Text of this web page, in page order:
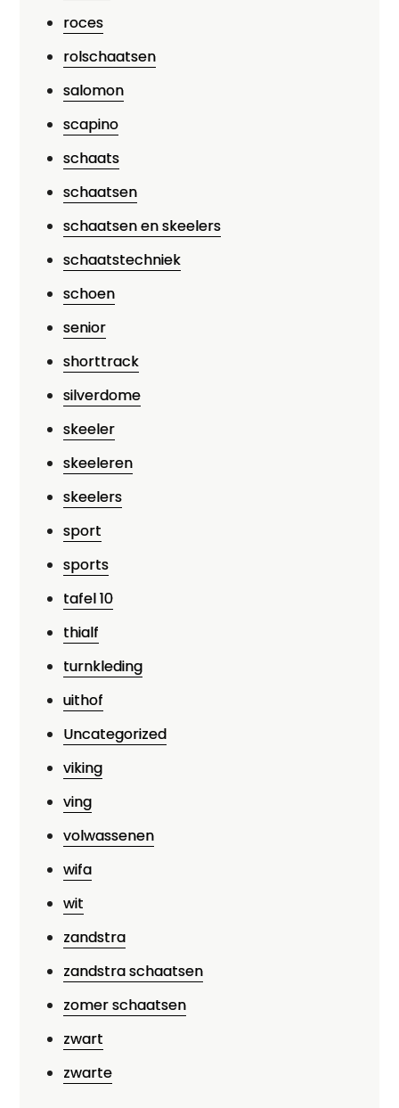
roces
rolschaatsen
salomon
scapino
schaats
schaatsen
schaatsen en skeelers
schaatstechniek
schoen
senior
shorttrack
silverdome
skeeler
skeeleren
skeelers
sport
sports
tafel 10
thialf
turnkleding
uithof
Uncategorized
viking
ving
volwassenen
wifa
wit
zandstra
zandstra schaatsen
zomer schaatsen
zwart
zwarte